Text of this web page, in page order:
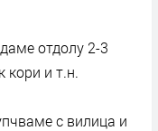
отдолу 2-3
кори и т.н.
с вилица и